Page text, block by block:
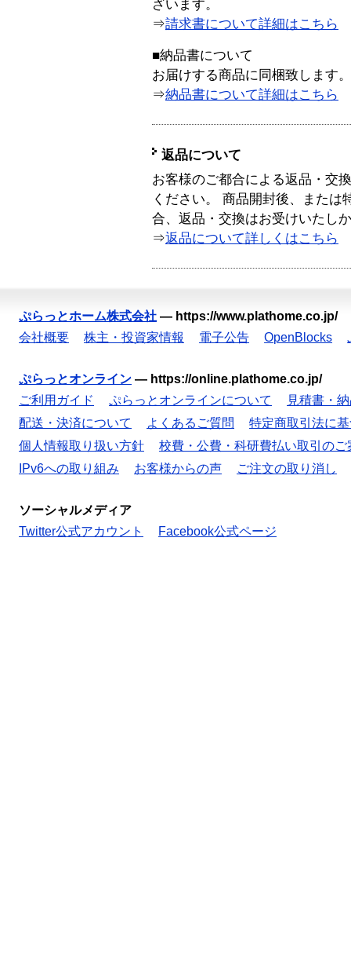
ざいます。
⇒請求書について詳細はこちら
■納品書について
お届けする商品に同梱致します。
⇒納品書について詳細はこちら
返品について
お客様のご都合による返品・交
ください。 商品開封後、または
合、返品・交換はお受けいたし
⇒返品について詳しくはこちら
ぷらっとホーム株式会社 — https://www.plathome.co.jp/
会社概要
株主・投資家情報 電子公告 OpenBlocks
ぷらっとオンライン — https://online.plathome.co.jp/
ご利用ガイド
ぷらっとオンラインについて
見積書・
配送・決済について
よくあるご質問
特定商取引法に
個人情報取り扱い方針
校費・公費・科研費払い取引のご
IPv6への取り組み
お客様からの声 ご注文の取り消し
ソーシャルメディア
Twitter公式アカウント
Facebook公式ページ